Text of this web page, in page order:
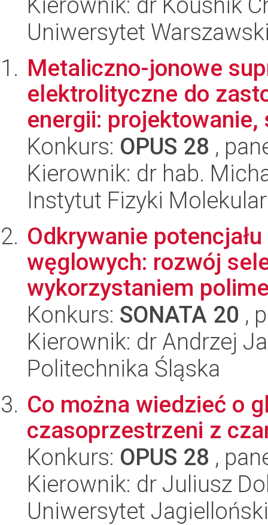
Uniwersytet
Metaliczno-jonowe
elektrolityczne do
energii: projektowanie,
Konkurs: OPUS 28 ,
Kierownik: dr hab.
Instytut Fizyki
Odkrywanie
węglowych: rozwój
wykorzystaniem
Konkurs: SONATA 20 ,
Kierownik: dr Andrzej
Politechnika Śląska
Co można wiedzieć o
czasoprzestrzeni z
Konkurs: OPUS 28 ,
Kierownik: dr Juliusz
Uniwersytet Jagielloński